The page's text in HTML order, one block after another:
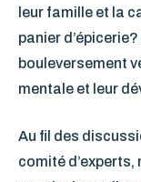
leur famille et la
panier
bouleversement
mentale et leur
Au fil des
comité d’experts,